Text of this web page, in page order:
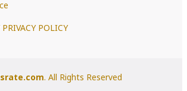
POLICY
. All Rights Reserved